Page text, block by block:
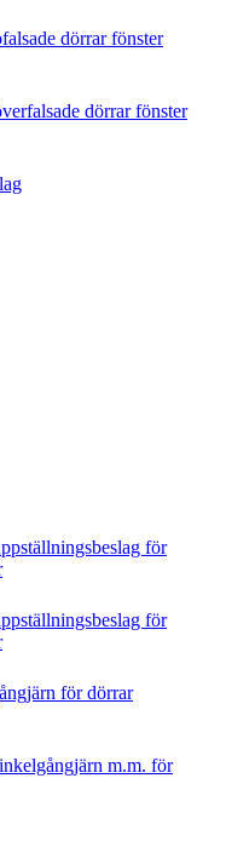
dörrar fönster
dörrar fönster
för
för
för dörrar
m.m. för